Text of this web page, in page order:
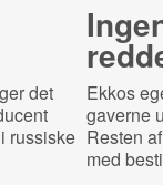
det
russiske
Ekkos
gaverne
Resten
med